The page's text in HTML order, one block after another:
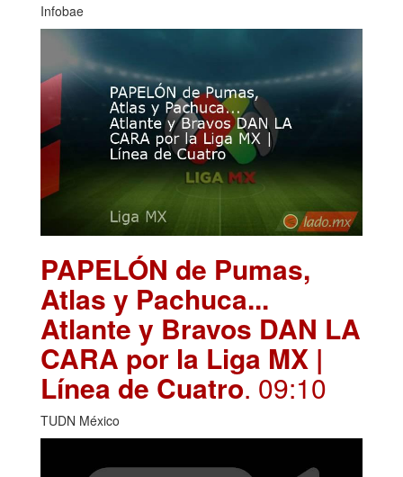
Infobae
PAPELÓN de Pumas,
Atlas y Pachuca...
Atlante y Bravos DAN LA
CARA por la Liga MX |
Línea de Cuatro. 09:10
TUDN México